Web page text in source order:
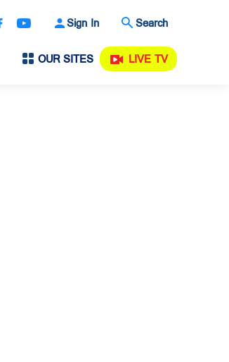
Sign In Search
OUR SITES LIVE TV